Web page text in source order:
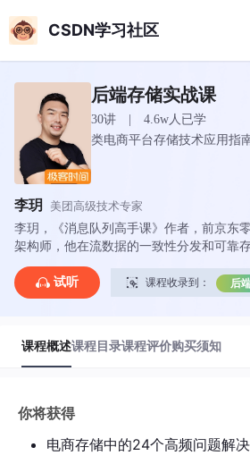
CSDN学习社区
后端存储实战课
30讲 | 4.6w人已学
类电商平台存储技术应用指
李玥
美团高级技术专家
李玥，《消息队列高手课》作者，前京东
架构师，他在流数据的一致性分发和可靠
高可用分布式系统架构等领域都有着丰富
试听
课程收录到： 后
课程概述课程目录课程评价购买须知
你将获得
电商存储中的24个高频问题解